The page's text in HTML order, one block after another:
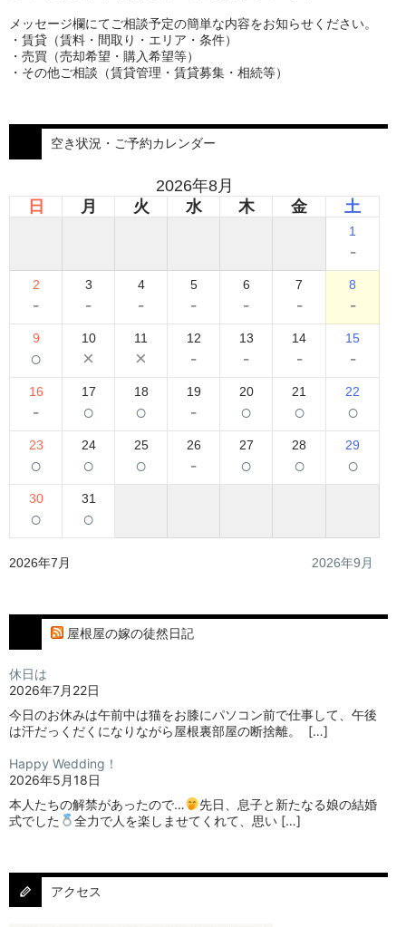
メッセージ欄にてご相談予定の簡単な内容をお知らせください。
・賃貸（賃料・間取り・エリア・条件）
・売買（売却希望・購入希望等）
・その他ご相談（賃貸管理・賃貸募集・相続等）
空き状況・ご予約カレンダー
2026年8月
日
月 火 水 木 金 土
1
-
2
-
3
-
4
-
5
-
6
-
7
-
8
-
9
○
10
×
11
×
12
-
13
-
14
-
15
-
16
-
17
○
18
○
19
-
20
○
21
○
22
○
23
○
24
○
25
○
26
-
27
○
28
○
29
○
30
○
31
○
2026年7月 2026年9月
屋根屋の嫁の徒然日記
休日は
2026年7月22日
今日のお休みは午前中は猫をお膝にパソコン前で仕事して、午後
は汗だっくだくになりながら屋根裏部屋の断捨離。⁡ ⁡ […]
Happy Wedding！
2026年5月18日
本人たちの解禁があったので…
⁡⁡先日、息子と新たなる娘の結婚
式でした
⁡⁡⁡全力で人を楽しませてくれて、思い […]
アクセス